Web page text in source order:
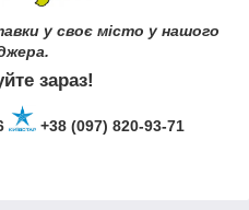
у своє місто у нашого
зараз!
+38 (097) 820-93-71